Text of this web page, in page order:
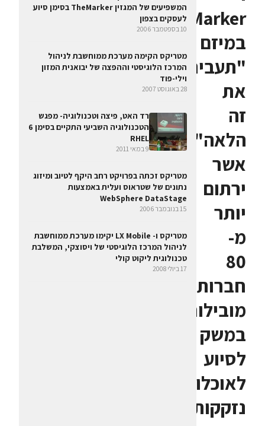
TheMarker
במיזם
"תעביר
את
זה
הלאה"
אשר
ירתום
יותר
מ-
80
חברות
מובילות
במשק
לסיוע
לאוכלוסיות
נזקקות
המשפיעים של המגזין TheMarker בסימן סיוע
לעסקים בצפון
10 בספטמבר 2006
מטריקס הקימה מערכת ממוחשבת לניהול
המרכז הלוגיסטי וההפצה של יבואנית המזון
וילי-פוד
28 באוגוסט 2007
רד האט, פיצה וטכנולוגיה- מפגש
הטכנולוגיה השביעי התקיים בסימן 6
RHEL
9 במאי 2011
מטריקס זכתה בפרויקט רחב היקף לטיוב ומיזוג
נתונים של שטראוס ועלית באמצעות
WebSphere DataStage
15 בנובמבר 2006
מטריקס ו- LX Mobile יקימו מערכת ממוחשבת
לניהול המרכז הלוגיסטי של ויסוצקי, המשלבת
טכנולוגית ליקוט קולי
17 ביולי 2008